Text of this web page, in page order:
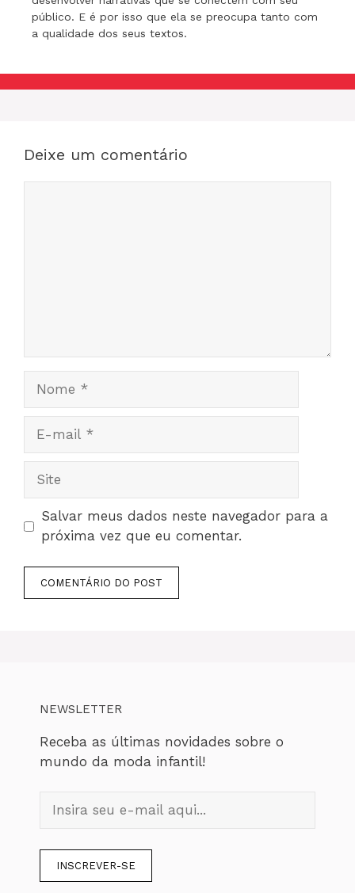
público. E é por isso que ela se preocupa tanto com
a qualidade dos seus textos.
Deixe um comentário
Site
Salvar meus dados neste navegador para a
próxima vez que eu comentar.
NEWSLETTER
Receba as últimas novidades sobre o
mundo da moda infantil!